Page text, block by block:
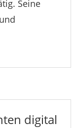
Seine
digital